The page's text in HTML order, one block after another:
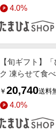
4.0%
【旬ギフト】
ク 凍らせて食
￥20,740送料
4.0%